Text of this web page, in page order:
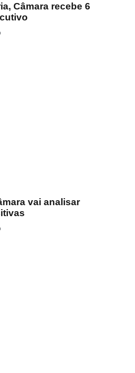
Câmara recebe 6
vai analisar